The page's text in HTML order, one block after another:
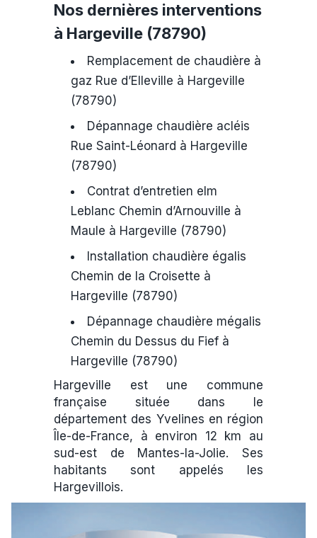
Nos dernières interventions
à Hargeville (78790)
Remplacement de chaudière à
gaz Rue d’Elleville à Hargeville
(78790)
Dépannage chaudière acléis
Rue Saint-Léonard à Hargeville
(78790)
Contrat d’entretien elm
Leblanc Chemin d’Arnouville à
Maule à Hargeville (78790)
Installation chaudière égalis
Chemin de la Croisette à
Hargeville (78790)
Dépannage chaudière mégalis
Chemin du Dessus du Fief à
Hargeville (78790)
Hargeville est une commune
française située dans le
département des Yvelines en région
Île-de-France, à environ 12 km au
sud-est de Mantes-la-Jolie. Ses
habitants sont appelés les
Hargevillois.